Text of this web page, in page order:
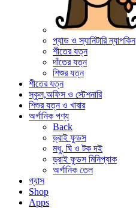
প্যাড ও স্যানিটারি ন্যাপকিন
শীতের যত্ন
দাঁতের যত্ন
শিশুর যত্ন
শীতের যত্ন
স্কুল,অফিস ও স্টেশনারি
শিশুর যত্ন ও খাবার
অর্গানিক পণ্য
Back
ড্রাই ফুডস
মধু, ঘি ও টক দই
ড্রাই ফুডস মিনিপ্যাক
অর্গানিক তেল
গ্যাস
Shop
Apps